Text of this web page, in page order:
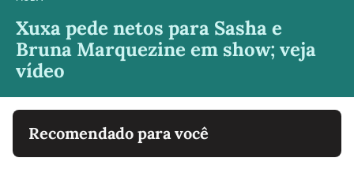
Xuxa pede netos para Sasha e
Bruna Marquezine em show; veja
vídeo
Recomendado para você